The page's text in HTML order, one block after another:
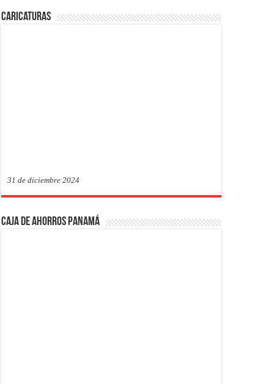
Caricaturas
31 de diciembre 2024
Caja de Ahorros Panamá